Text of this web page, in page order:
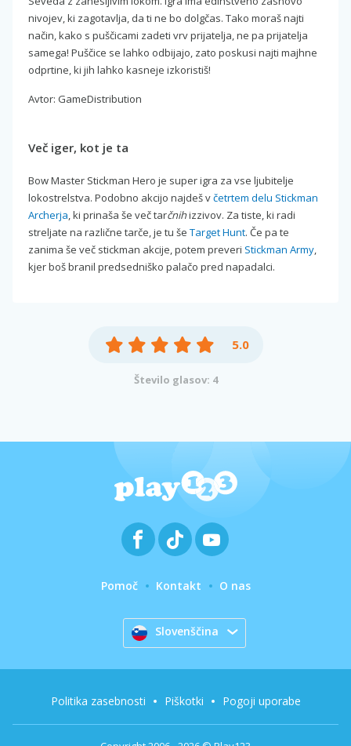
nivojev, ki zagotavlja, da ti ne bo dolgčas. Tako moraš najti
način, kako s puščicami zadeti vrv prijatelja, ne pa prijatelja
samega! Puščice se lahko odbijajo, zato poskusi najti majhne
odprtine, ki jih lahko kasneje izkoristiš!
Avtor: GameDistribution
Več iger, kot je ta
Bow Master Stickman Hero je super igra za vse ljubitelje
lokostrelstva. Podobno akcijo najdeš včetrtem delu Stickman
Archerja, ki prinaša še več tarčnihizzivov. Za tiste, ki radi
streljate na različne tarče, je tu še Target Hunt. Če pa te
zanima še več stickman akcije, potem preveri Stickman Army,
kjer boš branil predsedniško palačo pred napadalci.
5.0
Število glasov: 4
Pomoč Kontakt O nas
Slovenščina
Politika zasebnosti Piškotki Pogoji uporabe